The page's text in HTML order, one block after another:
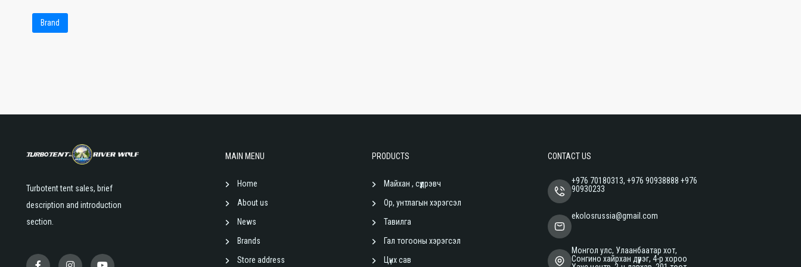
Brand
Turbotent tent sales, brief
description and introduction
section.
MAIN MENU
Home
About us
News
Brands
Store address
PRODUCTS
Майхан , сүүдрэвч
Ор, унтлагын хэрэгсэл
Тавилга
Гал тогооны хэрэгсэл
Цүнх сав
CONTACT US
+976 70180313, +976 90938888 +976
90930233
ekolosrussia@gmail.com
Монгол улс, Улаанбаатар хот,
Сонгино хайрхан дүүрэг, 4-р хороо